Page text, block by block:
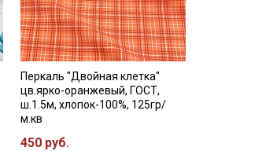
Перкаль "Двойная клетка"
цв.ярко-оранжевый, ГОСТ,
ш.1.5м, хлопок-100%, 125гр/
м.кв
450 руб.